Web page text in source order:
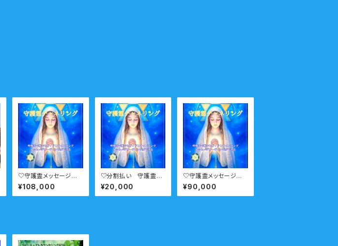
♡守護霊メッセージチャ
ネリングコース プライ
ベート 6回
¥108,000
♡分割払い 守護霊チ
ャネリングコース プラ
イベート 6回
¥20,000
♡守護霊メッセージチャ
ネリングコース セミプ
ライベート
¥90,000